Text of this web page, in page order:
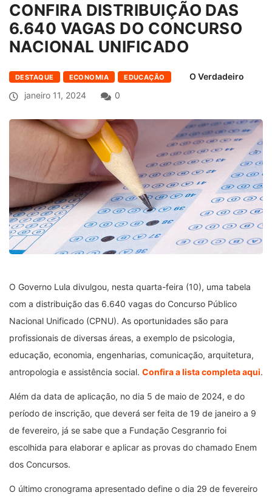
CONFIRA DISTRIBUIÇÃO DAS
6.640 VAGAS DO CONCURSO
NACIONAL UNIFICADO
DESTAQUE ECONOMIA EDUCAÇÃO
O Verdadeiro
janeiro 11, 2024
0
O Governo Lula divulgou, nesta quarta-feira (10), uma tabela
com a distribuição das 6.640 vagas do Concurso Público
Nacional Unificado (CPNU). As oportunidades são para
profissionais de diversas áreas, a exemplo de psicologia,
educação, economia, engenharias, comunicação, arquitetura,
antropologia e assistência social. Confira a lista completa aqui.
Além da data de aplicação, no dia 5 de maio de 2024, e do
período de inscrição, que deverá ser feita de 19 de janeiro a 9
de fevereiro, já se sabe que a Fundação Cesgranrio foi
escolhida para elaborar e aplicar as provas do chamado Enem
dos Concursos.
O último cronograma apresentado define o dia 29 de fevereiro